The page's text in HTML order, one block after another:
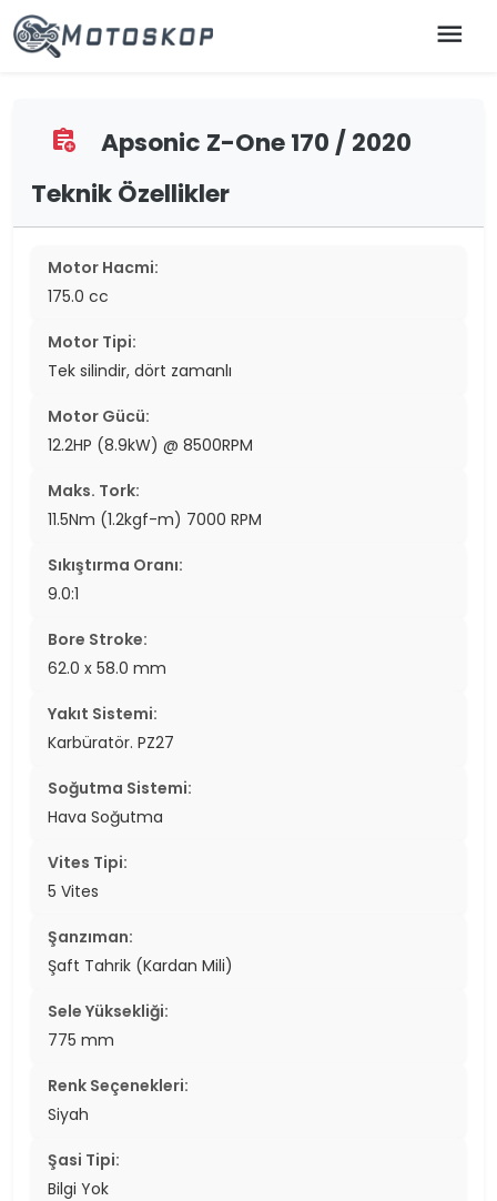
menu
assignment_add
Apsonic Z-One 170 / 2020
Teknik Özellikler
Motor Hacmi:
175.0 cc
Motor Tipi:
Tek silindir, dört zamanlı
Motor Gücü:
12.2HP (8.9kW) @ 8500RPM
Maks. Tork:
11.5Nm (1.2kgf-m) 7000 RPM
Sıkıştırma Oranı:
9.0:1
Bore Stroke:
62.0 x 58.0 mm
Yakıt Sistemi:
Karbüratör. PZ27
Soğutma Sistemi:
Hava Soğutma
Vites Tipi:
5 Vites
Şanzıman:
Şaft Tahrik (Kardan Mili)
Sele Yüksekliği:
775 mm
Renk Seçenekleri:
Siyah
Şasi Tipi:
Bilgi Yok